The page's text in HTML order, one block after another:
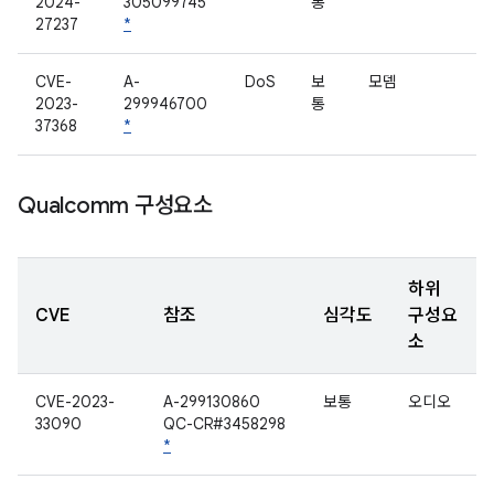
27237
*
CVE-
2023-
37368
A-
299946700
*
DoS
보
통
모뎀
Qualcomm 구성요소
CVE 참조 심각도
하위
구성요
소
CVE-2023-
33090
A-299130860
QC-CR#3458298
*
보통 오디오